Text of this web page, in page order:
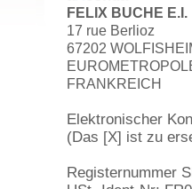
FELIX BUCHE E.I.
17 rue Berlioz
67202
FRANKREICH
Elektronischer
(Das [X] ist zu
Registernummer